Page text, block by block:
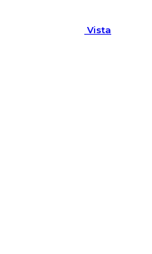
Vista